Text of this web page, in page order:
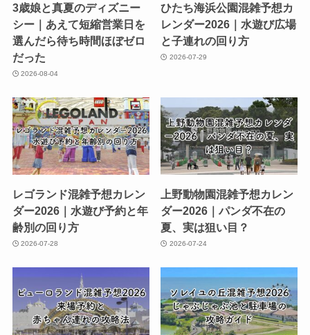
3歳娘と真夏のディズニー
シー｜あえて短縮営業日を
選んだら待ち時間ほぼゼロ
だった
2026-08-04
ひたち海浜公園混雑予想カ
レンダー2026｜水遊び広場
と子連れの回り方
2026-07-29
レゴランド混雑予想カレン
ダー2026｜水遊び予約と年
齢別の回り方
2026-07-28
上野動物園混雑予想カレン
ダー2026｜パンダ不在の
夏、実は狙い目？
2026-07-24